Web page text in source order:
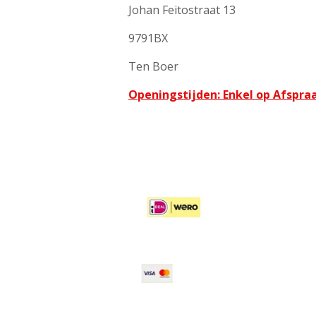
Johan Feitostraat 13
9791BX
Ten Boer
Openingstijden: Enkel op